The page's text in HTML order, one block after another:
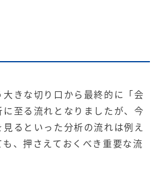
きな切り口から最終的に「会
至る流れとなりましたが、今
るといった分析の流れは例え
、押さえておくべき重要な流